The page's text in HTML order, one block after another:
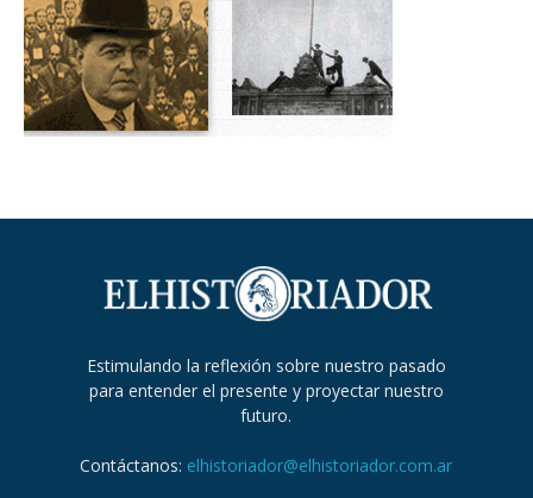
Estimulando la reflexión sobre nuestro pasado
para entender el presente y proyectar nuestro
futuro.
Contáctanos: elhistoriador@elhistoriador.com.ar